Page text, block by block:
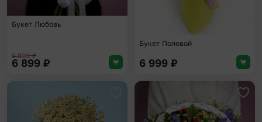
Букет Любовь
9 899₽
6 899 ₽
Букет Полевой
6 999 ₽
Добавить в избранное